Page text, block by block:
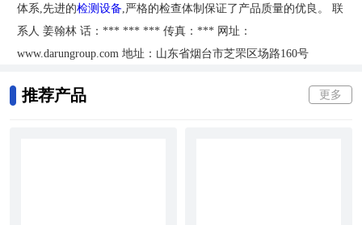
体系,先进的检测设备 ,严格的检查体制保证了产品质量的优良。 联
系人 姜翰林 话：*** *** *** 传真：*** 网址：
www.darungroup.com 地址：山东省烟台市芝罘区场路160号
推荐产品 更多